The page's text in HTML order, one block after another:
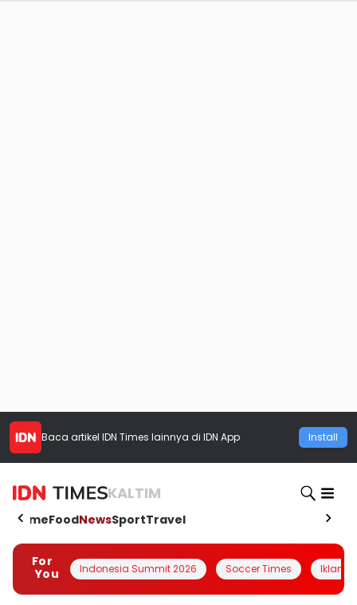
Baca artikel IDN Times lainnya di IDN App Install
KALTIM
HomeFoodNewsSportTravel
For
You
Indonesia Summit 2026 Soccer Times Iklanin